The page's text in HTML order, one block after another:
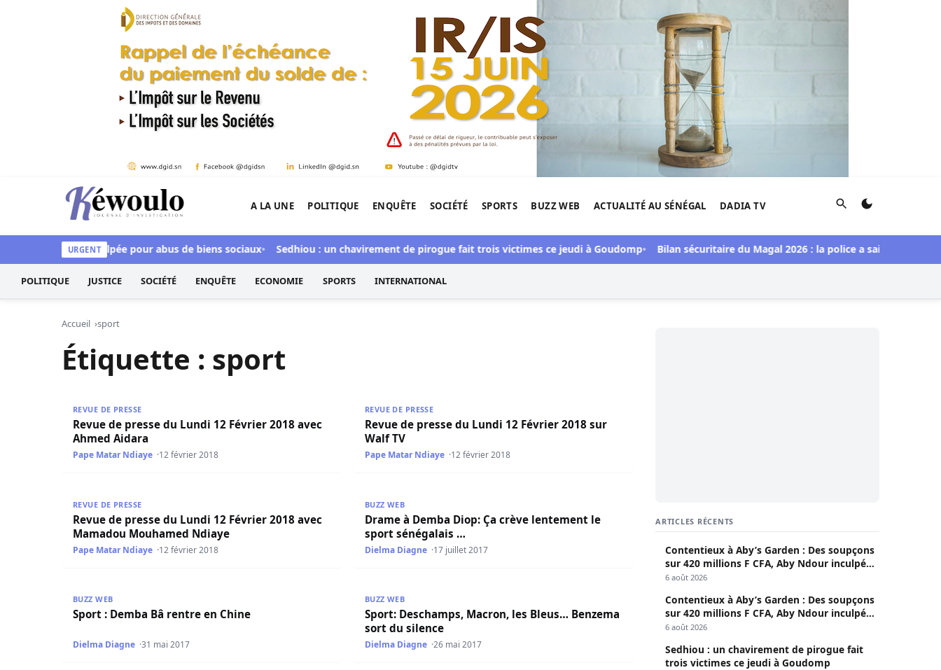
Aller au contenu
Kéwoulo, le premier site d'information et d'investigation de l'Afrique.
A LA UNE POLITIQUE ENQUÊTE SOCIÉTÉ SPORTS BUZZ WEB ACTUALITÉ AU SÉNÉGAL DADIA TV Rechercher
URGENT
Aby Ndour inculpée pour abus de biens sociaux Sedhiou : un chavirement de pirogue fait trois victimes ce jeudi à Goudomp Bilan sécuritaire du Magal 2026 : la police a saisi une
POLITIQUE JUSTICE SOCIÉTÉ ENQUÊTE ECONOMIE SPORTS INTERNATIONAL
Accueil sport
Étiquette : sport
REVUE DE PRESSE
Revue de presse du Lundi 12 Février 2018 avec
Ahmed Aidara
Pape Matar Ndiaye 12 février 2018
REVUE DE PRESSE
Revue de presse du Lundi 12 Février 2018 sur
Walf TV
Pape Matar Ndiaye 12 février 2018
REVUE DE PRESSE
Revue de presse du Lundi 12 Février 2018 avec
Mamadou Mouhamed Ndiaye
Pape Matar Ndiaye 12 février 2018
BUZZ WEB
Drame à Demba Diop: Ça crève lentement le
sport sénégalais …
Dielma Diagne 17 juillet 2017
BUZZ WEB
Sport : Demba Bâ rentre en Chine
Dielma Diagne 31 mai 2017
BUZZ WEB
Sport: Deschamps, Macron, les Bleus… Benzema
sort du silence
Dielma Diagne 26 mai 2017
ARTICLES RÉCENTS
Contentieux à Aby’s Garden : Des soupçons
sur 420 millions F CFA, Aby Ndour inculpée
pour abus de biens sociaux
6 août 2026
Contentieux à Aby’s Garden : Des soupçons
sur 420 millions F CFA, Aby Ndour inculpée
pour abus de biens sociaux
6 août 2026
Sedhiou : un chavirement de pirogue fait
trois victimes ce jeudi à Goudomp